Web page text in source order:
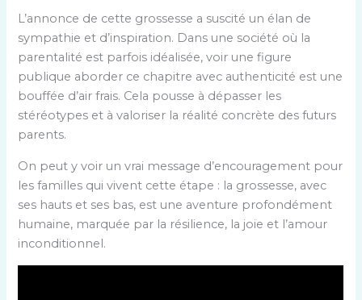
L’annonce de cette grossesse a suscité un élan de
sympathie et d’inspiration. Dans une société où la
parentalité est parfois idéalisée, voir une figure
publique aborder ce chapitre avec authenticité est une
bouffée d’air frais. Cela pousse à dépasser les
stéréotypes et à valoriser la réalité concrète des futurs
parents.
On peut y voir un vrai message d’encouragement pour
les familles qui vivent cette étape : la grossesse, avec
ses hauts et ses bas, est une aventure profondément
humaine, marquée par la résilience, la joie et l’amour
inconditionnel.